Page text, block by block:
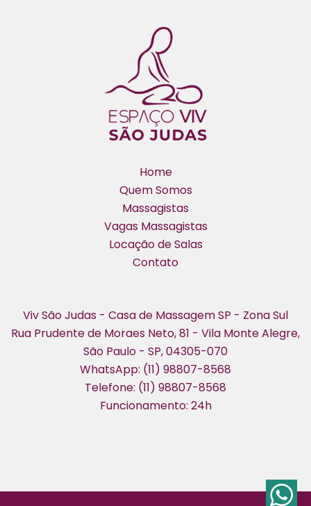
Home
Quem Somos
Massagistas
Vagas Massagistas
Locação de Salas
Contato
Viv São Judas - Casa de Massagem SP - Zona Sul
Rua Prudente de Moraes Neto, 81 - Vila Monte Alegre,
São Paulo - SP, 04305-070
WhatsApp: (11) 98807-8568
Telefone: (11) 98807-8568
Funcionamento: 24h